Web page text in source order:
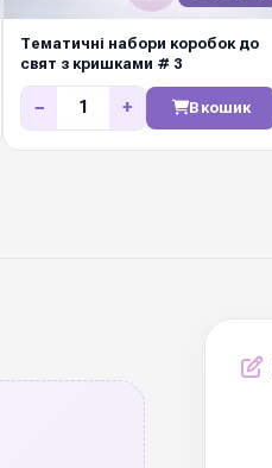
Тематичні набори коробок до
свят з кришками # 3
− + В кошик